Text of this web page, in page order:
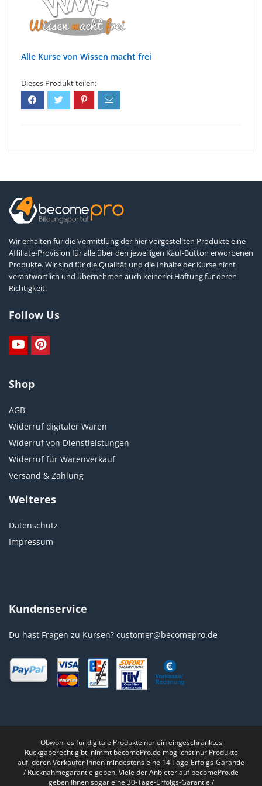
Wissen macht frei
Wir erhalten für die Vermittlung der hier vorgestellten Produkte eine
Affiliate-Provision für alle über den jeweiligen Kauf-Button erworbenen
Produkte. Wir sind für die Qualität und die Inhalte der Kurse nicht
verantwortlich und übernehmen auch keinerlei Haftung für deren
Richtigkeit.
Follow Us
Shop
AGB
Widerruf digitaler Waren
Widerruf von Dienstleistungen
Widerruf für Warenverkauf
Versand & Zahlung
Weiteres
Datenschutz
Impressum
Kundenservice
Du hast Fragen zu Kursen? customer@becomepro.de
Obwohl es für digitale Produkte nur ein eingeschränktes
Rückgaberecht gibt, nimmt becomePro.de möglichst nur Produkte
auf, deren Verkäufer Ihnen mindestens eine 14 Tage-Erfolgs-Garantie
/ Rücknahmegarantie geben. Viele der Anbieter auf becomePro.de
geben Ihnen sogar eine 30-Tage-Erfolgs-Garantie /